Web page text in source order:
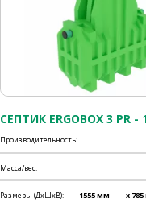
СЕПТИК ERGOBOX 3 PR
Производительность:
Масса/вес:
Размеры (ДхШхВ): 1555 мм x